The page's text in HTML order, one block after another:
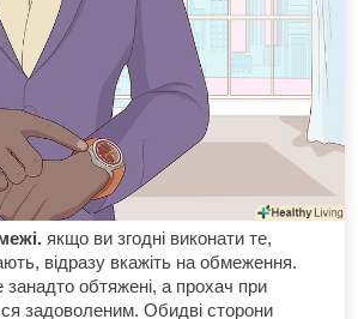
якщо ви згодні виконати те,
відразу вкажіть на обмеження.
занадто обтяжені, а прохач при
задоволеним. Обидві сторони